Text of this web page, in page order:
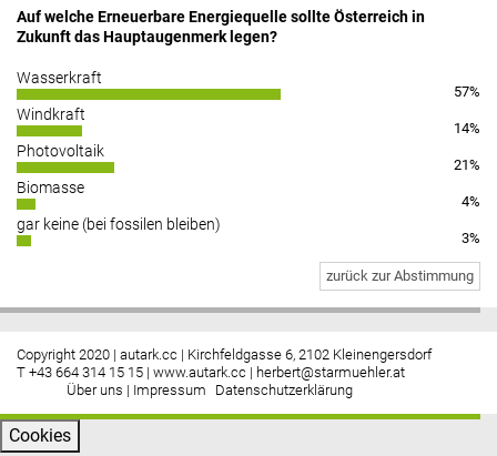
Auf welche Erneuerbare Energiequelle sollte Österreich in
Zukunft das Hauptaugenmerk legen?
Wasserkraft
57%
Windkraft
14%
Photovoltaik
21%
Biomasse
4%
gar keine (bei fossilen bleiben)
3%
zurück zur Abstimmung
Copyright 2020 | autark.cc | Kirchfeldgasse 6, 2102 Kleinengersdorf
T +43 664 314 15 15 | www.autark.cc | herbert@starmuehler.at
Über uns | Impressum Datenschutzerklärung
Cookies